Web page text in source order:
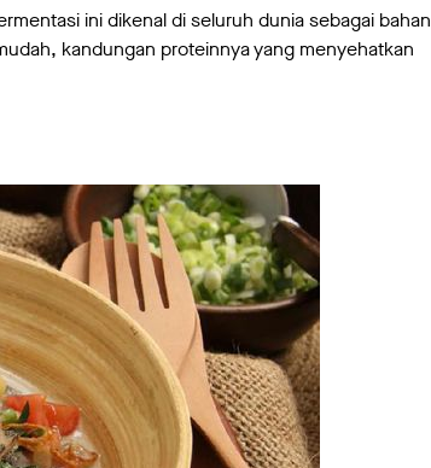
ini dikenal di seluruh dunia sebagai bahan
kandungan proteinnya yang menyehatkan